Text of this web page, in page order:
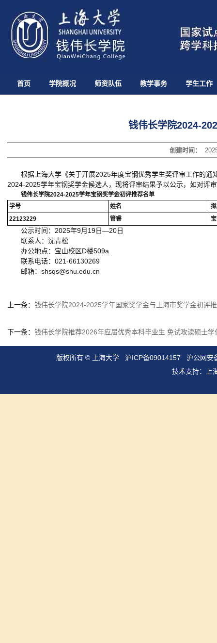
首页 学院概况 师资队伍 教学事务 学生工作
钱伟长学院2024-
创建时间：
根据上海大学《关于开展2025年度宝钢优秀学生奖评审工作的
2024-2025学年宝钢奖学金候选人，现将评审结果予以公示，如对评
钱伟长学院2024-2025学年宝钢奖学金初评推荐名单
学号
姓名
22123229
管睿
公示时间：2025年9月19日—20日
联系人：沈青松
办公地点：宝山校区D楼509a
联系电话：021-66130269
邮箱：shsqs@shu.edu.cn
上一条： 钱伟长学院2024-2025学年国家奖学金与上海市奖学金初评
下一条： 钱伟长学院推荐2026年应届优秀本科毕业生 免试攻读硕士学
版权所有 ©上海大学 沪ICP备09014157
沪公网安
技术支持：